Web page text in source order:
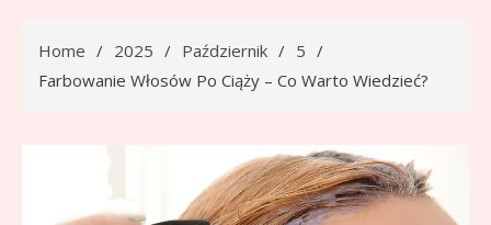
Home 2025 Październik
5
Farbowanie Włosów Po Ciąży – Co Warto Wiedzieć?